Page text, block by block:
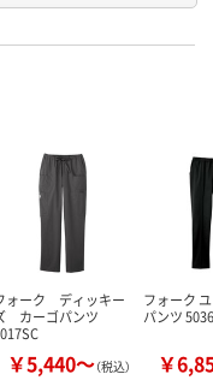
ォーク ディッキー
カーゴパンツ
￥5,440～（税込）
フォーク
パンツ
￥